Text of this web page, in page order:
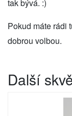
tak bývá. :)
Pokud máte rádi
dobrou volbou.
Další